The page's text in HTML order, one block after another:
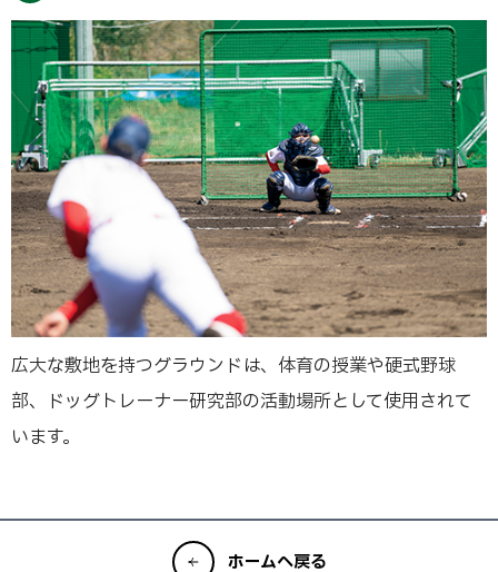
広大な敷地を持つグラウンドは、体育の授業や硬式野球
部、ドッグトレーナー研究部の活動場所として使用されて
います。
ホームへ戻る